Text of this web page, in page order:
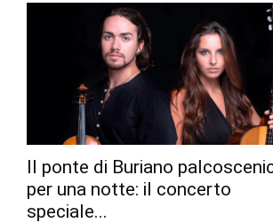
Il ponte di Buriano
per una notte: il concerto
speciale...